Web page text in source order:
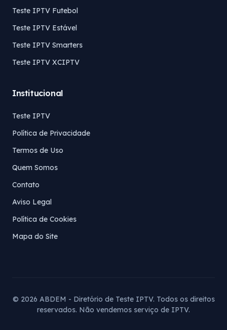
Teste IPTV Futebol
Teste IPTV Estável
Teste IPTV Smarters
Teste IPTV XCIPTV
Institucional
Teste IPTV
Política de Privacidade
Termos de Uso
Quem Somos
Contato
Aviso Legal
Política de Cookies
Mapa do Site
© 2026 ABDEM - Diretório de Teste IPTV. Todos os direitos
reservados. Não vendemos serviço de IPTV.